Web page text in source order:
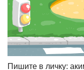
Пишите в личку: